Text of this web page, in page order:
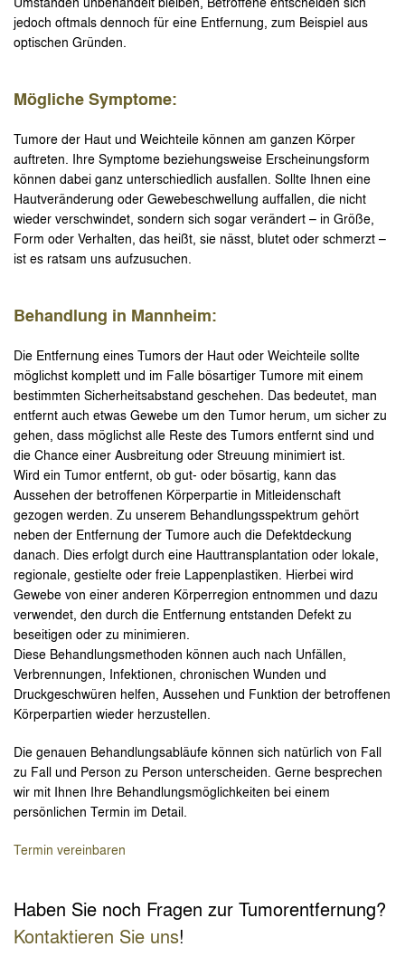
jedoch oftmals dennoch für eine Entfernung, zum Beispiel aus
optischen Gründen.
Mögliche Symptome:
Tumore der Haut und Weichteile können am ganzen Körper
auftreten. Ihre Symptome beziehungsweise Erscheinungsform
können dabei ganz unterschiedlich ausfallen. Sollte Ihnen eine
Hautveränderung oder Gewebeschwellung auffallen, die nicht
wieder verschwindet, sondern sich sogar verändert – in Größe,
Form oder Verhalten, das heißt, sie nässt, blutet oder schmerzt –
ist es ratsam uns aufzusuchen.
Behandlung in Mannheim:
Die Entfernung eines Tumors der Haut oder Weichteile sollte
möglichst komplett und im Falle bösartiger Tumore mit einem
bestimmten Sicherheitsabstand geschehen. Das bedeutet, man
entfernt auch etwas Gewebe um den Tumor herum, um sicher zu
gehen, dass möglichst alle Reste des Tumors entfernt sind und
die Chance einer Ausbreitung oder Streuung minimiert ist.
Wird ein Tumor entfernt, ob gut- oder bösartig, kann das
Aussehen der betroffenen Körperpartie in Mitleidenschaft
gezogen werden. Zu unserem Behandlungsspektrum gehört
neben der Entfernung der Tumore auch die Defektdeckung
danach. Dies erfolgt durch eine Hauttransplantation oder lokale,
regionale, gestielte oder freie Lappenplastiken. Hierbei wird
Gewebe von einer anderen Körperregion entnommen und dazu
verwendet, den durch die Entfernung entstanden Defekt zu
beseitigen oder zu minimieren.
Diese Behandlungsmethoden können auch nach Unfällen,
Verbrennungen, Infektionen, chronischen Wunden und
Druckgeschwüren helfen, Aussehen und Funktion der betroffenen
Körperpartien wieder herzustellen.
Die genauen Behandlungsabläufe können sich natürlich von Fall
zu Fall und Person zu Person unterscheiden. Gerne besprechen
wir mit Ihnen Ihre Behandlungsmöglichkeiten bei einem
persönlichen Termin im Detail.
Termin vereinbaren
Haben Sie noch Fragen zur Tumorentfernung?
Kontaktieren Sie uns!